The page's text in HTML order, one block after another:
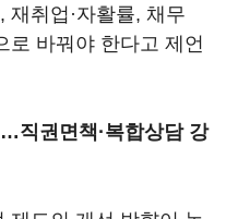
재취업·자활률, 채무
로 바꿔야 한다고 제언
직권면책·복합상담 강